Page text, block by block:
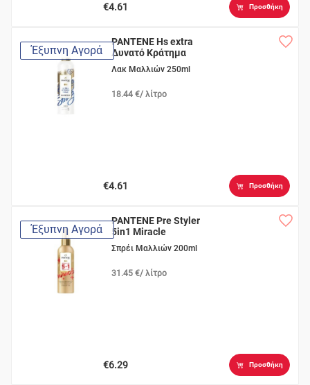
€4.61 Προσθήκη
Έξυπνη Αγορά
PANTENE Hs extra
Δυνατό Κράτημα
Λακ Μαλλιών 250ml
18.44 €/ λίτρο
€4.61 Προσθήκη
Έξυπνη Αγορά
PANTENE Pre Styler
5in1 Miracle
Σπρέι Μαλλιών 200ml
31.45 €/ λίτρο
€6.29 Προσθήκη